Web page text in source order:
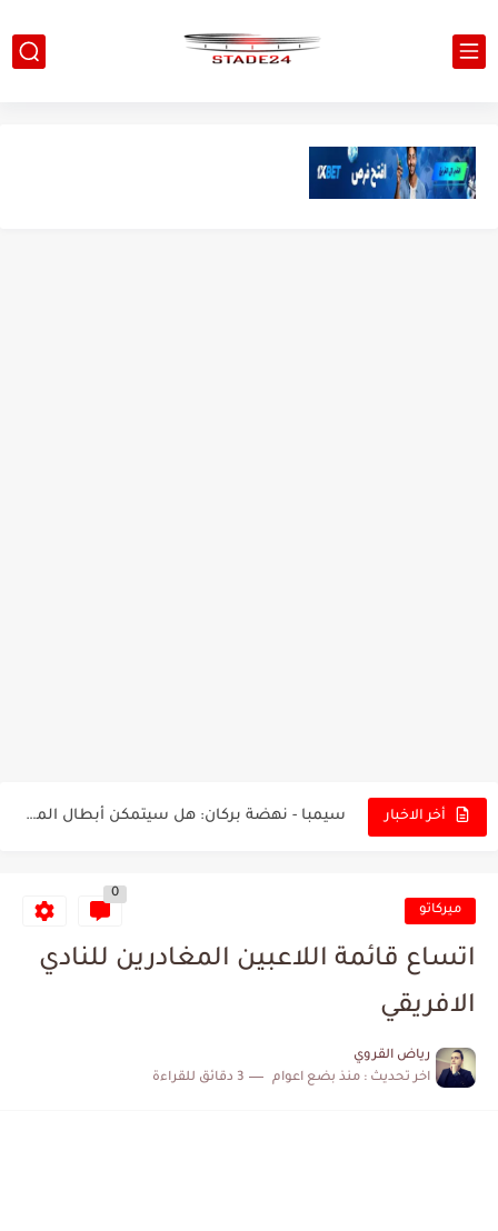
أخر الاخبار سيمبا - نهضة بركان: هل سيتمكن أبطال المغرب من الحفاظ...
البرنامج الكامل لنهائي البطولة بين الاتحاد المنستيري والنادي الإفريقي ميركاتو
0
اتساع قائمة اللاعبين المغادرين للنادي
الافريقي
رياض القروي
اخر تحديث : منذ بضع اعوام 3 دقائق للقراءة